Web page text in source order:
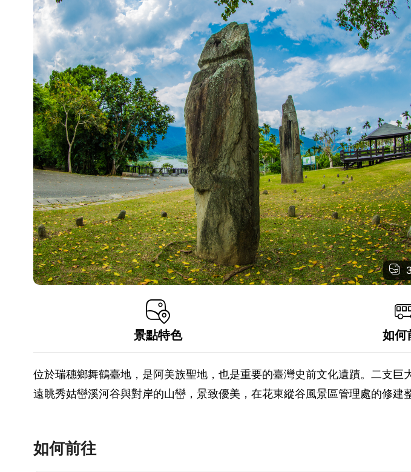
景點特色 如何
位於瑞穗鄉舞鶴臺地，是阿美族聖地，也是重要的臺灣史前文化遺蹟。二支
遠眺秀姑巒溪河谷與對岸的山巒，景致優美，在花東縱谷風景區管理處的修建
如何前往